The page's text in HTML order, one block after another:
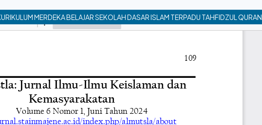
MERDEKA BELAJAR SEKOLAH DASAR ISLAM TERPADU TAHFIDZUL QURAN